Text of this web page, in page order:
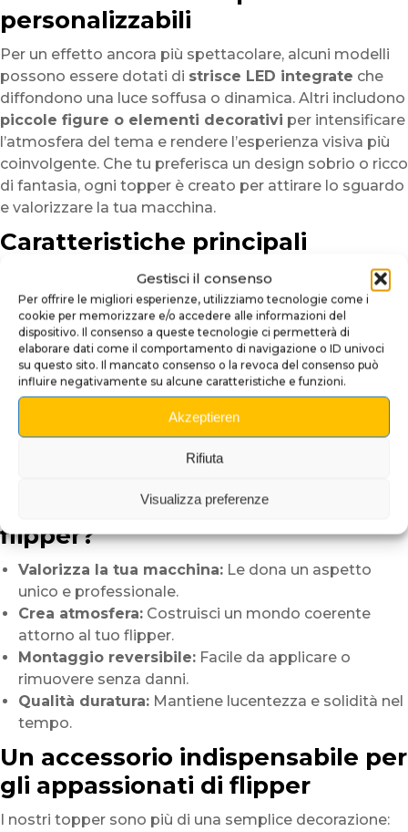
Gestisci il consenso
Per offrire le migliori esperienze, utilizziamo tecnologie come i
cookie per memorizzare e/o accedere alle informazioni del
dispositivo. Il consenso a queste tecnologie ci permetterà di
elaborare dati come il comportamento di navigazione o ID univoci
su questo sito. Il mancato consenso o la revoca del consenso può
influire negativamente su alcune caratteristiche e funzioni.
Akzeptieren
Rifiuta
Visualizza preferenze
personalizzabili
Per un effetto ancora più spettacolare, alcuni modelli
possono essere dotati di strisce LED integrate che
diffondono una luce soffusa o dinamica. Altri includono
piccole figure o elementi decorativi per intensificare
l’atmosfera del tema e rendere l’esperienza visiva più
coinvolgente. Che tu preferisca un design sobrio o ricco
di fantasia, ogni topper è creato per attirare lo sguardo
e valorizzare la tua macchina.
Caratteristiche principali
Materiali di qualità:Plexiglass da 3 a 5 mm,
resistente e duraturo.
Finitura lucida:Superficie levigata per una
brillantezza elegante e professionale.
Design su misura:Colori intensi e grafica precisa
per ogni tema.
Installazione semplice:
sulla testata senza utensili.
Effetti luminosi opzionali:
Perché scegliere un topper per
flipper?
Valorizza la tua macchina: Le dona un aspetto
unico e professionale.
Crea atmosfera: Costruisci un mondo coerente
attorno al tuo flipper.
Montaggio reversibile: Facile da applicare o
rimuovere senza danni.
Qualità duratura: Mantiene lucentezza e solidità nel
tempo.
Un accessorio indispensabile per
gli appassionati di flipper
I nostri topper sono più di una semplice decorazione: